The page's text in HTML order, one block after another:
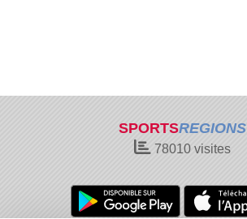
SPORTSREGIONS
78010visites